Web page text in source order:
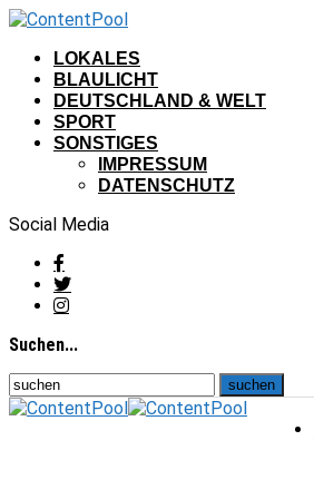
LOKALES
BLAULICHT
DEUTSCHLAND & WELT
SPORT
SONSTIGES
IMPRESSUM
DATENSCHUTZ
Social Media
Suchen...